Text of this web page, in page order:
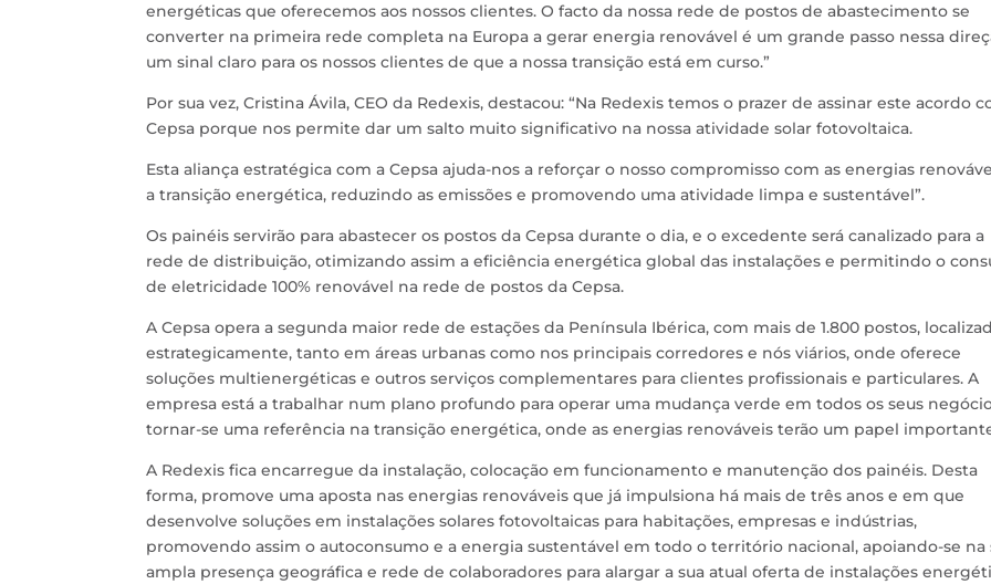
energéticas que oferecemos aos nossos clientes. O facto da nossa rede de postos de abastecimento se
converter na primeira rede completa na Europa a gerar energia renovável é um grande passo nessa
um sinal claro para os nossos clientes de que a nossa transição está em curso.”
Por sua vez, Cristina Ávila, CEO da Redexis, destacou: “Na Redexis temos o prazer de assinar este acordo
Cepsa porque nos permite dar um salto muito significativo na nossa atividade solar fotovoltaica.
Esta aliança estratégica com a Cepsa ajuda-nos a reforçar o nosso compromisso com as energias
a transição energética, reduzindo as emissões e promovendo uma atividade limpa e sustentável”.
Os painéis servirão para abastecer os postos da Cepsa durante o dia, e o excedente será canalizado para a
rede de distribuição, otimizando assim a eficiência energética global das instalações e permitindo o
de eletricidade 100% renovável na rede de postos da Cepsa.
A Cepsa opera a segunda maior rede de estações da Península Ibérica, com mais de 1.800 postos,
estrategicamente, tanto em áreas urbanas como nos principais corredores e nós viários, onde oferece
soluções multienergéticas e outros serviços complementares para clientes profissionais e particulares. A
empresa está a trabalhar num plano profundo para operar uma mudança verde em todos os seus
tornar-se uma referência na transição energética, onde as energias renováveis ​​terão um papel
A Redexis fica encarregue da instalação, colocação em funcionamento e manutenção dos painéis. Desta
forma, promove uma aposta nas energias renováveis que já impulsiona há mais de três anos e em que
desenvolve soluções em instalações solares fotovoltaicas para habitações, empresas e indústrias,
promovendo assim o autoconsumo e a energia sustentável em todo o território nacional, apoiando-se na
ampla presença geográfica e rede de colaboradores para alargar a sua atual oferta de instalações